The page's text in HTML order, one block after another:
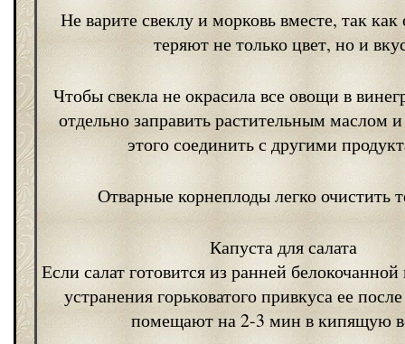
Не варите свеклу и морковь вместе, так
теряют не только цвет, но и
Чтобы свекла не окрасила все овощи в
отдельно заправить растительным маслом
этого соединить с другими
Отварные корнеплоды легко очистить
Капуста для салата
Если салат готовится из ранней
устранения горьковатого привкуса ее
помещают на 2-3 мин в кипящую